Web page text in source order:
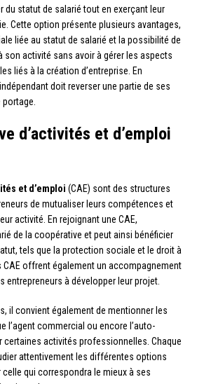
du statut de salarié tout en exerçant leur
Cette option présente plusieurs avantages,
liée au statut de salarié et la possibilité de
son activité sans avoir à gérer les aspects
liés à la création d’entreprise. En
doit reverser une partie de ses
d’activités et d’emploi
et d’emploi (CAE) sont des structures
de mutualiser leurs compétences et
activité. En rejoignant une CAE,
de la coopérative et peut ainsi bénéficier
tels que la protection sociale et le droit à
offrent également un accompagnement
entrepreneurs à développer leur projet.
il convient également de mentionner les
l’agent commercial ou encore l’auto-
certaines activités professionnelles. Chaque
attentivement les différentes options
qui correspondra le mieux à ses